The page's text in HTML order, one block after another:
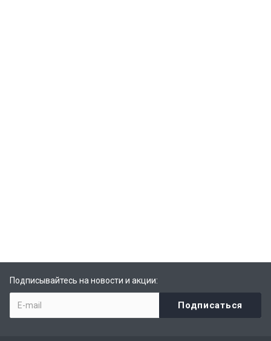
Подписывайтесь на новости и акции: